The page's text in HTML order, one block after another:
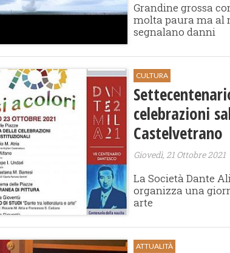
Grandine grossa
molta paura ma al
segnalano danni
CULTURA
celebrazioni
Castelvetrano
Giovedì, 21 Ottobre 2021
La Società Dante
organizza una
arte
ATTUALITÀ